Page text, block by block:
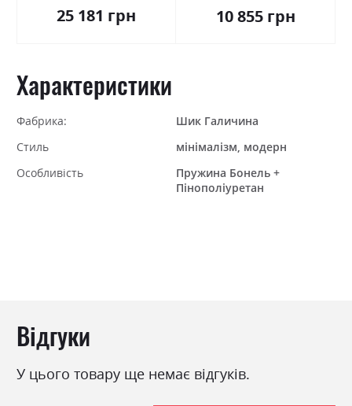
25 181 грн 10 855 грн
Характеристики
Фабрика:
Шик Галичина
Стиль
мінімалізм, модерн
Особливість
Пружина Бонель +
Пінополіуретан
Відгуки
У цього товару ще немає відгуків.